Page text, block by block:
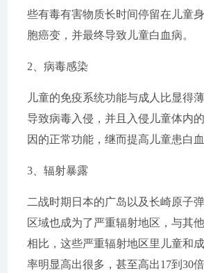
些有毒有害物质长时间停留在儿童
胞癌变，并最终导致儿童白血病。
2、病毒感染
儿童的免疫系统功能与成人比显得
导致病毒入侵，并且入侵儿童体内
因的正常功能，继而提高儿童患白血
3、辐射暴露
二战时期日本的广岛以及长崎原子
区域也成为了严重辐射地区，与其
相比，这些严重辐射地区里儿童和
率明显高出很多，甚至高出17到30